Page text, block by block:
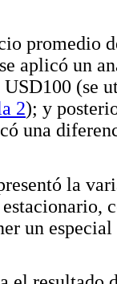
promedio
aplicó un
(se
2); y
una
la
un